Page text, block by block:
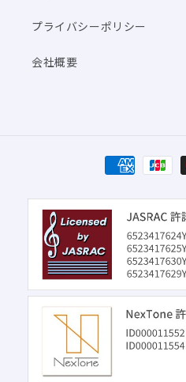
プライバシーポリシー
会社概要
決
済
方
法